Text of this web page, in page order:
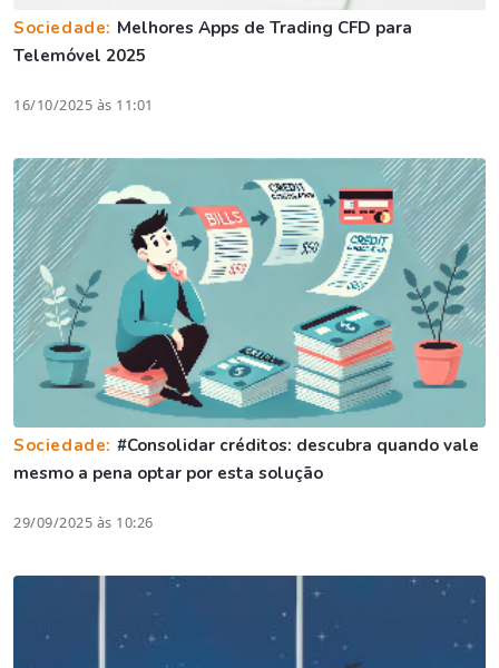
Sociedade: Melhores Apps de Trading CFD para
Telemóvel 2025
16/10/2025 às 11:01
Sociedade: #Consolidar créditos: descubra quando vale
mesmo a pena optar por esta solução
29/09/2025 às 10:26